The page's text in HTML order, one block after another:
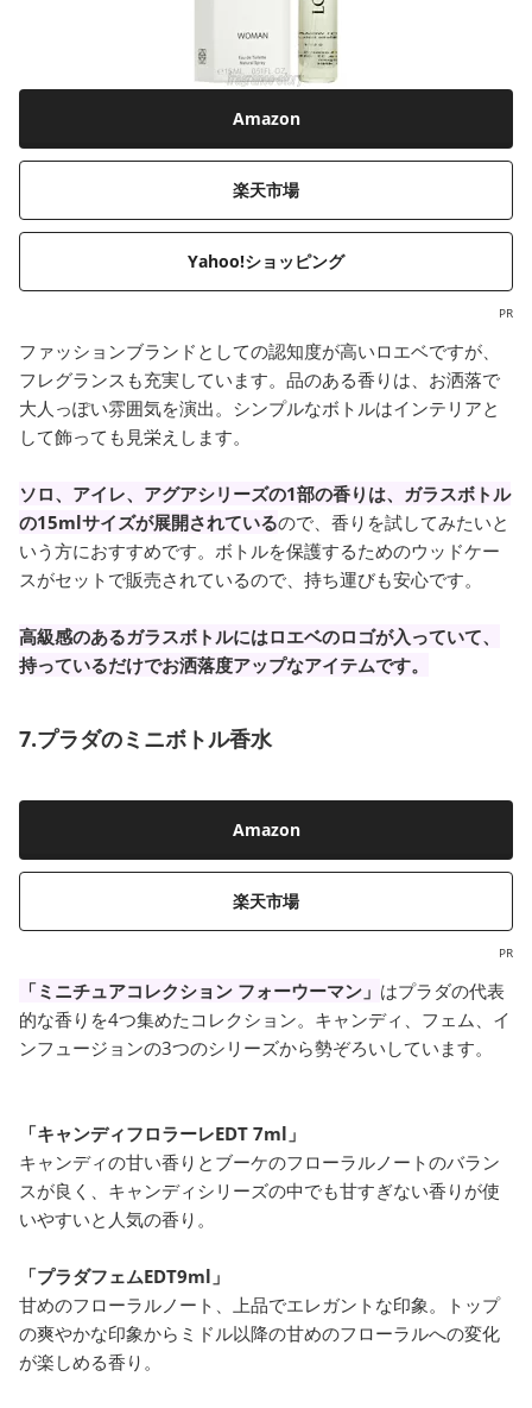
Amazon
楽天市場
Yahoo!ショッピング
PR
ファッションブランドとしての認知度が高いロエベですが、
フレグランスも充実しています。品のある香りは、お洒落で
大人っぽい雰囲気を演出。シンプルなボトルはインテリアと
して飾っても見栄えします。
ソロ、アイレ、アグアシリーズの1部の香りは、ガラスボトル
の15mlサイズが展開されているので、香りを試してみたいと
いう方におすすめです。ボトルを保護するためのウッドケー
スがセットで販売されているので、持ち運びも安心です。
高級感のあるガラスボトルにはロエベのロゴが入っていて、
持っているだけでお洒落度アップなアイテムです。
7.プラダのミニボトル香水
Amazon
楽天市場
PR
「ミニチュアコレクション フォーウーマン」 はプラダの代表
的な香りを4つ集めたコレクション。キャンディ、フェム、イ
ンフュージョンの3つのシリーズから勢ぞろいしています。
「キャンディフロラーレEDT 7ml」
キャンディの甘い香りとブーケのフローラルノートのバラン
スが良く、キャンディシリーズの中でも甘すぎない香りが使
いやすいと人気の香り。
「プラダフェムEDT9ml」
甘めのフローラルノート、上品でエレガントな印象。トップ
の爽やかな印象からミドル以降の甘めのフローラルへの変化
が楽しめる香り。